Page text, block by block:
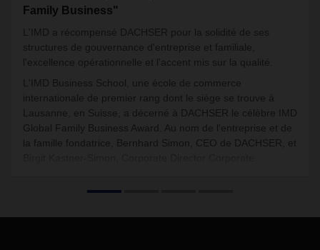
Family Business"
L'IMD a récompensé DACHSER pour la solidité de ses
structures de gouvernance d'entreprise et familiale,
l'excellence opérationnelle et l'accent mis sur la qualité.
L'IMD Business School, une école de commerce
internationale de premier rang dont le siège se trouve à
Lausanne, en Suisse, a décerné à DACHSER le célèbre IMD
Global Family Business Award. Au nom de l'entreprise et de
la famille fondatrice, Bernhard Simon, CEO de DACHSER, et
Business Network International (FBN-I) à Udaipur en Inde.